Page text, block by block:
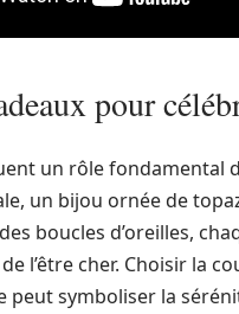
pour
un rôle fondamental
un bijou ornée de
boucles d’oreilles,
l’être cher. Choisir la
peut symboliser la